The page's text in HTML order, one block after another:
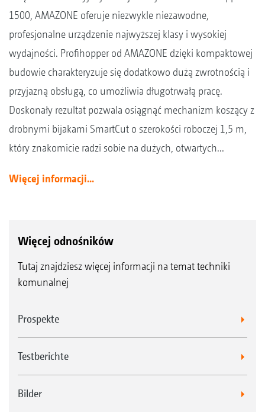
1500, AMAZONE oferuje niezwykle niezawodne,
profesjonalne urządzenie najwyższej klasy i wysokiej
wydajności. Profihopper od AMAZONE dzięki kompaktowej
budowie charakteryzuje się dodatkowo dużą zwrotnością i
przyjazną obsługą, co umożliwia długotrwałą pracę.
Doskonały rezultat pozwala osiągnąć mechanizm koszący z
drobnymi bijakami SmartCut o szerokości roboczej 1,5 m,
który znakomicie radzi sobie na dużych, otwartych...
Więcej informacji...
Więcej odnośników
Tutaj znajdziesz więcej informacji na temat techniki
komunalnej
Prospekte
Testberichte
Bilder